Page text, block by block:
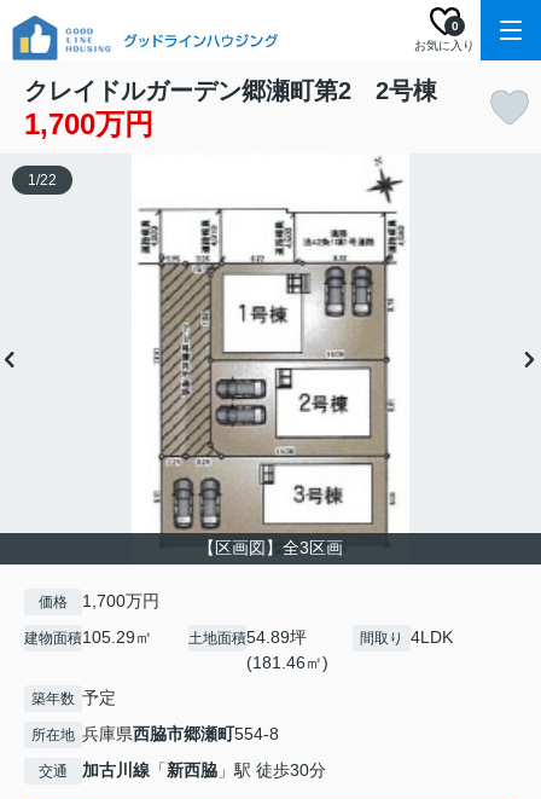
お気に入り
0
クレイドルガーデン郷瀬町第2 2号棟
1,700万円
【区画図】全3区画
1/22
価格 1,700万円
建物面積105.29㎡ 土地面積54.89坪
(181.46㎡)
間取り 4LDK
築年数 予定
所在地 兵庫県西脇市郷瀬町554-8
交通 加古川線 「新西脇 」駅 徒歩30分